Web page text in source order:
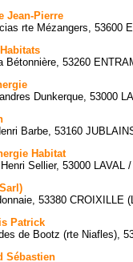
Jean-Pierre
rte Mézangers, 53600
Bétonnière, 53260
Dunkerque, 53000
Barbe, 53160
Habitat
Sellier, 53000 LAVAL /
53380 CROIXILLE
Patrick
de Bootz (rte Niafles),
Sébastien